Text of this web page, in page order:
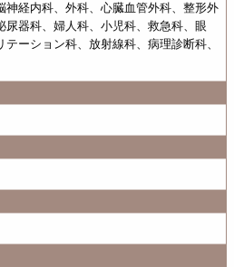
神経内科、外科、心臓血管外科、整形外
尿器科、婦人科、小児科、救急科、眼
ーション科、放射線科、病理診断科、